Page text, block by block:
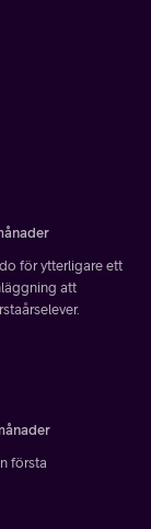
för ytterligare ett
att
första